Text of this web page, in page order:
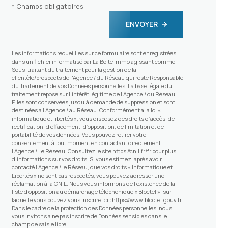
* Champs obligatoires
ENVOYER
Les informations recueillies sur ce formulaire sont enregistrées
dans un fichier informatisé par La Boite Immo agissant comme
Sous-traitant du traitement pour la gestion de la
clientèle/prospects de l'Agence / du Réseau qui reste Responsable
du Traitement de vos Données personnelles. La base légale du
traitement repose sur l'intérêt légitime de l'Agence / du Réseau.
Elles sont conservées jusqu'à demande de suppression et sont
destinées à l'Agence / au Réseau. Conformément à la loi «
informatique et libertés », vous disposez des droits d’accès, de
rectification, d’effacement, d’opposition, de limitation et de
portabilité de vos données. Vous pouvez retirer votre
consentement à tout moment en contactant directement
l’Agence / Le Réseau. Consultez le site https://cnil.fr/frpour plus
d’informations sur vos droits. Si vous estimez, après avoir
contacté l'Agence / le Réseau, que vos droits « Informatique et
Libertés » ne sont pas respectés, vous pouvez adresser une
réclamation à la CNIL. Nous vous informons de l’existence de la
liste d'opposition au démarchage téléphonique « Bloctel », sur
laquelle vous pouvez vous inscrire ici : https://www.bloctel.gouv.fr.
Dans le cadre de la protection des Données personnelles, nous
vous invitons à ne pas inscrire de Données sensibles dans le
champ de saisie libre.